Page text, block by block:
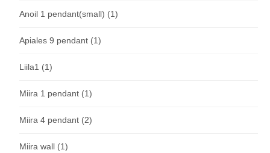
Anoil 1 pendant(small) (1)
Apiales 9 pendant (1)
Liila1 (1)
Miira 1 pendant (1)
Miira 4 pendant (2)
Miira wall (1)